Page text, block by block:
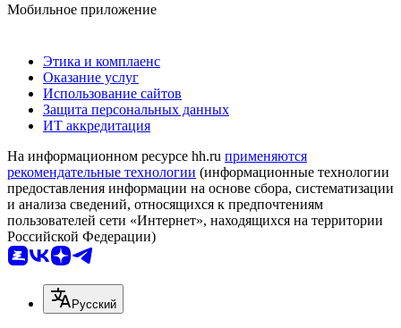
Мобильное приложение
Этика и комплаенс
Оказание услуг
Использование сайтов
Защита персональных данных
ИТ аккредитация
На информационном ресурсе hh.ru применяются
рекомендательные технологии (информационные технологии
предоставления информации на основе сбора, систематизации
и анализа сведений, относящихся к предпочтениям
пользователей сети «Интернет», находящихся на территории
Российской Федерации)
Русский